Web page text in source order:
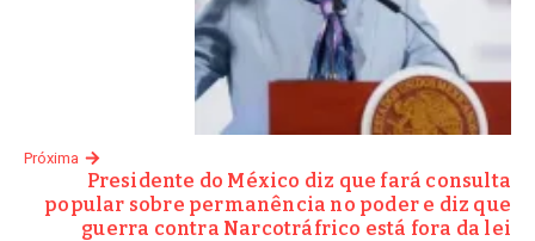
Próxima
Presidente do México diz que fará consulta
popular sobre permanência no poder e diz que
guerra contra Narcotráfrico está fora da lei